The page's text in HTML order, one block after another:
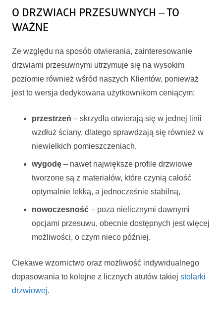
O DRZWIACH PRZESUWNYCH – TO
WAŻNE
Ze względu na sposób otwierania, zainteresowanie
drzwiami przesuwnymi utrzymuje się na wysokim
poziomie również wśród naszych Klientów, ponieważ
jest to wersja dedykowana użytkownikom ceniącym:
przestrzeń – skrzydła otwierają się w jednej linii
wzdłuż ściany, dlatego sprawdzają się również w
niewielkich pomieszczeniach,
wygodę – nawet największe profile drzwiowe
tworzone są z materiałów, które czynią całość
optymalnie lekką, a jednocześnie stabilną,
nowoczesność – poza nielicznymi dawnymi
opcjami przesuwu, obecnie dostępnych jest więcej
możliwości, o czym nieco później.
Ciekawe wzornictwo oraz możliwość indywidualnego
dopasowania to kolejne z licznych atutów takiej stolarki
drzwiowej.